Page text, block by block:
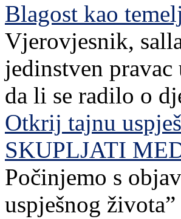
Blagost kao
Vjerovjesnik,
jedinstven
da li se radilo o
Otkrij tajnu
SKUPLJATI
Počinjemo s
uspješnog